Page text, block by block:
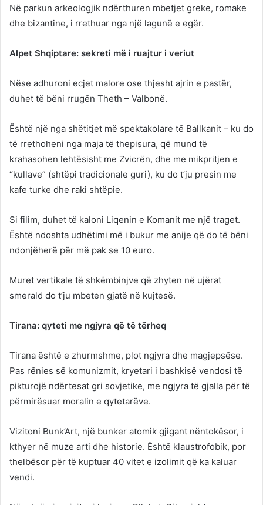
Në parkun arkeologjik ndërthuren mbetjet greke, romake
dhe bizantine, i rrethuar nga një lagunë e egër.
Alpet Shqiptare: sekreti më i ruajtur i veriut
Nëse adhuroni ecjet malore ose thjesht ajrin e pastër,
duhet të bëni rrugën Theth – Valbonë.
Është një nga shëtitjet më spektakolare të Ballkanit – ku do
të rrethoheni nga maja të thepisura, që mund të
krahasohen lehtësisht me Zvicrën, dhe me mikpritjen e
“kullave” (shtëpi tradicionale guri), ku do t’ju presin me
kafe turke dhe raki shtëpie.
Si filim, duhet të kaloni Liqenin e Komanit me një traget.
Është ndoshta udhëtimi më i bukur me anije që do të bëni
ndonjëherë për më pak se 10 euro.
Muret vertikale të shkëmbinjve që zhyten në ujërat
smerald do t’ju mbeten gjatë në kujtesë.
Tirana: qyteti me ngjyra që të tërheq
Tirana është e zhurmshme, plot ngjyra dhe magjepsëse.
Pas rënies së komunizmit, kryetari i bashkisë vendosi të
pikturojë ndërtesat gri sovjetike, me ngjyra të gjalla për të
përmirësuar moralin e qytetarëve.
Vizitoni Bunk’Art, një bunker atomik gjigant nëntokësor, i
kthyer në muze arti dhe historie. Është klaustrofobik, por
thelbësor për të kuptuar 40 vitet e izolimit që ka kaluar
vendi.